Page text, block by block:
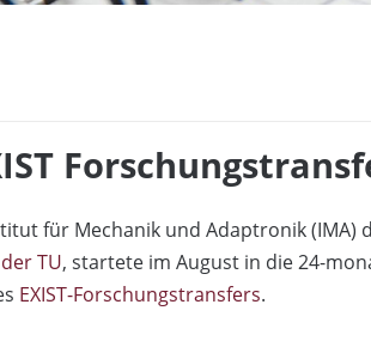
für Mechanik und Adaptronik (IMA)
TU, startete im August in die 24-
EXIST-Forschungstransfers.